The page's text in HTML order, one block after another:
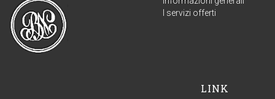
I servizi offerti
LINK